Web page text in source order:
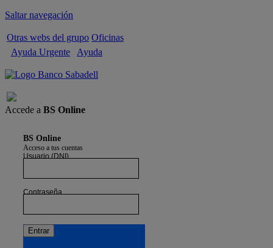
Saltar navegación
Otras webs del grupo Oficinas
Ayuda Urgente
Ayuda
Accede a BS Online
BS Online
Acceso a tus cuentas
Usuario (DNI)
Contraseña